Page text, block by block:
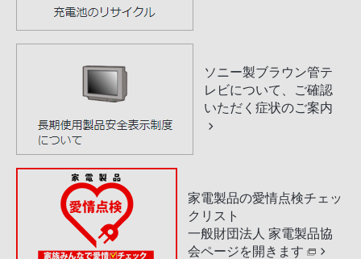
ソニー製ブラウン管テ
レビについて、ご確認
いただく症状のご案内
家電製品の愛情点検チェッ
クリスト
一般財団法人 家電製品協
会ページを開きます